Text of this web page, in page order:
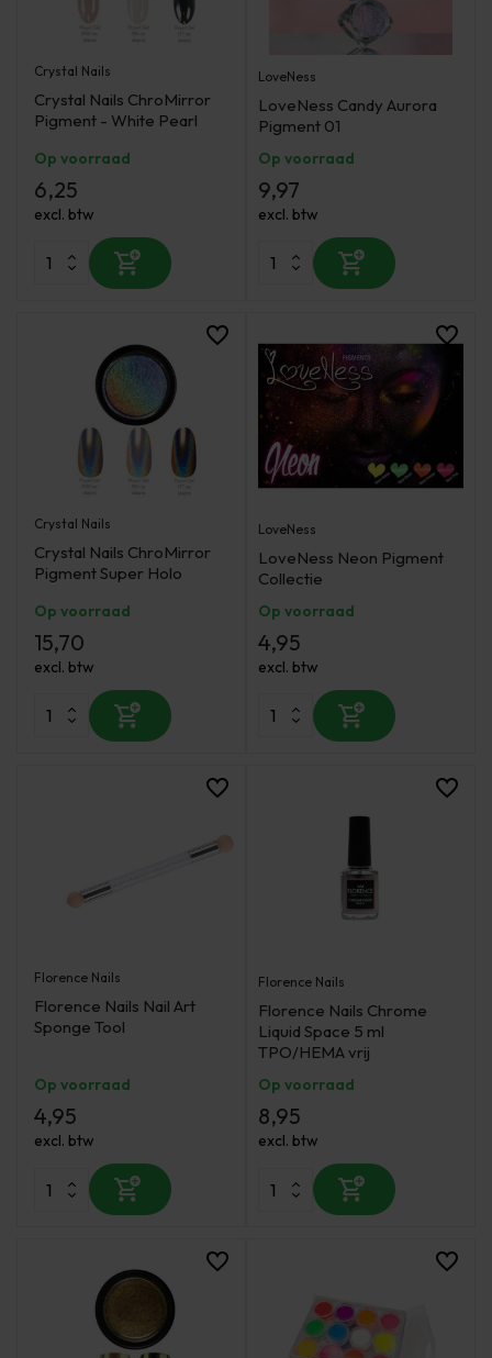
Crystal Nails
Crystal Nails ChroMirror
Pigment - White Pearl
Op voorraad
6,25
excl. btw
LoveNess
LoveNess Candy Aurora
Pigment 01
Op voorraad
9,97
excl. btw
Crystal Nails
Crystal Nails ChroMirror
Pigment Super Holo
Op voorraad
15,70
excl. btw
LoveNess
LoveNess Neon Pigment
Collectie
Op voorraad
4,95
excl. btw
Florence Nails
Florence Nails Nail Art
Sponge Tool
Op voorraad
4,95
excl. btw
Florence Nails
Florence Nails Chrome
Liquid Space 5 ml
TPO/HEMA vrij
Op voorraad
8,95
excl. btw